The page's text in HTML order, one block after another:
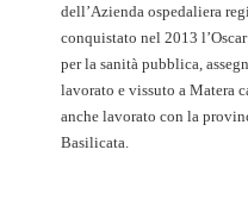
dell’Azienda ospedaliera
conquistato nel 2013
per la sanità pubblica,
lavorato e vissuto a Matera
anche lavorato con la
Basilicata.